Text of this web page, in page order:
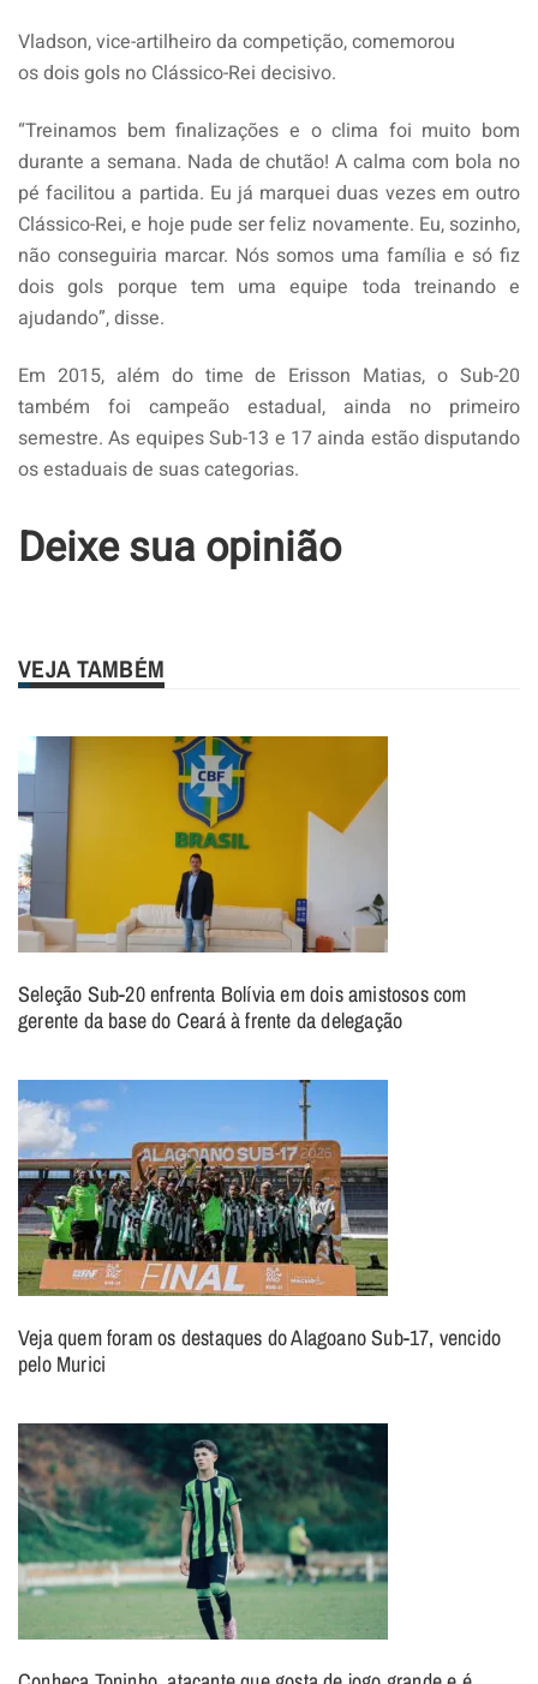
Vladson, vice-artilheiro da competição, comemorou
os dois gols no Clássico-Rei decisivo.
“Treinamos bem finalizações e o clima foi muito bom
durante a semana. Nada de chutão! A calma com bola no
pé facilitou a partida. Eu já marquei duas vezes em outro
Clássico-Rei, e hoje pude ser feliz novamente. Eu, sozinho,
não conseguiria marcar. Nós somos uma família e só fiz
dois gols porque tem uma equipe toda treinando e
ajudando”, disse.
Em 2015, além do time de Erisson Matias, o Sub-20
também foi campeão estadual, ainda no primeiro
semestre. As equipes Sub-13 e 17 ainda estão disputando
os estaduais de suas categorias.
Deixe sua opinião
VEJA TAMBÉM
Seleção Sub-20 enfrenta Bolívia em dois amistosos com
gerente da base do Ceará à frente da delegação
Veja quem foram os destaques do Alagoano Sub-17, vencido
pelo Murici